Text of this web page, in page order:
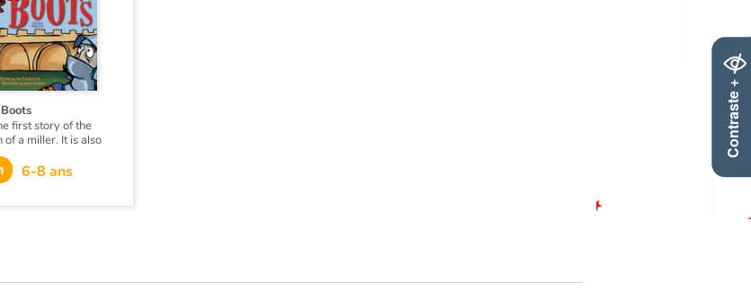
Contraste +
en anglais et
first story of the
of a miller. It is also
a cat...
6-8 ans